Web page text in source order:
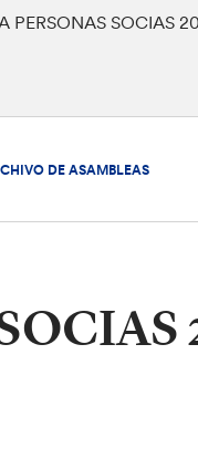
PERSONAS SOCIAS
DE ASAMBLEAS